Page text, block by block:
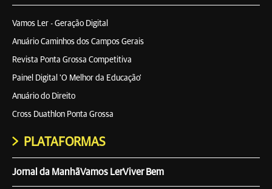
Vamos Ler - Geração Digital
Anuário Caminhos dos Campos Gerais
Revista Ponta Grossa Competitiva
Painel Digital 'O Melhor da Educação'
Anuário do Direito
Cross Duathlon Ponta Grossa
PLATAFORMAS
Jornal da ManhãVamos LerViver Bem